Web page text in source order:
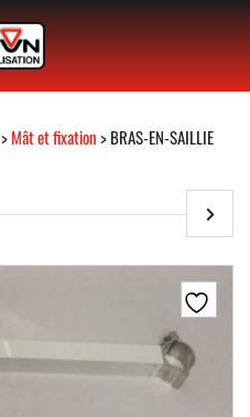
>Mât et fixation> BRAS-EN-SAILLIE